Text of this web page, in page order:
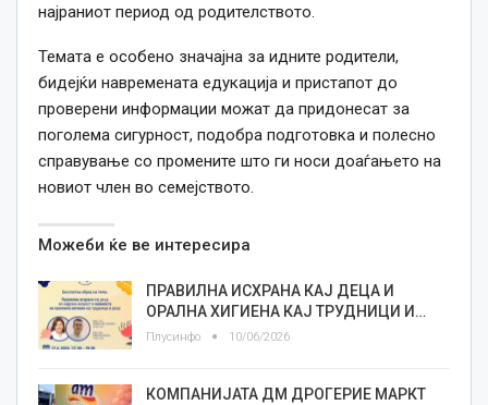
најраниот период од родителството.
Темата е особено значајна за идните родители,
бидејќи навремената едукација и пристапот до
проверени информации можат да придонесат за
поголема сигурност, подобра подготовка и полесно
справување со промените што ги носи доаѓањето на
новиот член во семејството.
Можеби ќе ве интересира
ПРАВИЛНА ИСХРАНА КАЈ ДЕЦА И
ОРАЛНА ХИГИЕНА КАЈ ТРУДНИЦИ И…
Плусинфо 10/06/2026
КОМПАНИЈАТА ДМ ДРОГЕРИЕ МАРКТ